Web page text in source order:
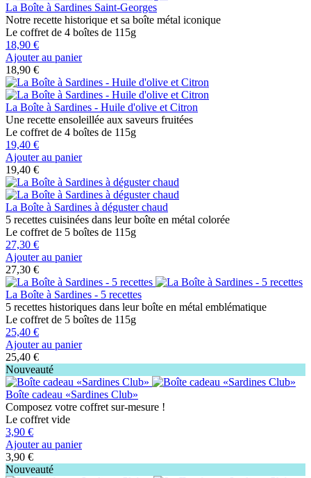
La Boîte à Sardines Saint-Georges
Notre recette historique et sa boîte métal iconique
Le coffret de 4 boîtes de 115g
18,90 €
Ajouter au panier
18,90 €
La Boîte à Sardines - Huile d'olive et Citron
Une recette ensoleillée aux saveurs fruitées
Le coffret de 4 boîtes de 115g
19,40 €
Ajouter au panier
19,40 €
La Boîte à Sardines à déguster chaud
5 recettes cuisinées dans leur boîte en métal colorée
Le coffret de 5 boîtes de 115g
27,30 €
Ajouter au panier
27,30 €
La Boîte à Sardines - 5 recettes
5 recettes historiques dans leur boîte en métal emblématique
Le coffret de 5 boîtes de 115g
25,40 €
Ajouter au panier
25,40 €
Nouveauté
Boîte cadeau «Sardines Club»
Composez votre coffret sur-mesure !
Le coffret vide
3,90 €
Ajouter au panier
3,90 €
Nouveauté